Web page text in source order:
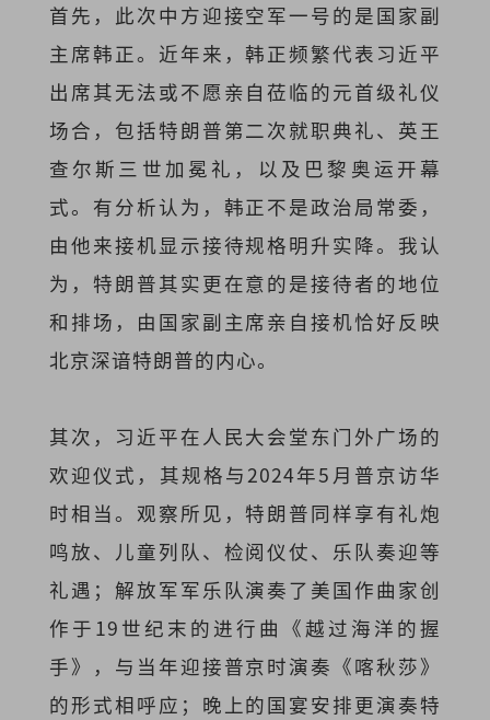
首先，此次中方迎接空军一号的是国家副
主席韩正。近年来，韩正频繁代表习近平
出席其无法或不愿亲自莅临的元首级礼仪
场合，包括特朗普第二次就职典礼、英王
查尔斯三世加冕礼，以及巴黎奥运开幕
式。有分析认为，韩正不是政治局常委，
由他来接机显示接待规格明升实降。我认
为，特朗普其实更在意的是接待者的地位
和排场，由国家副主席亲自接机恰好反映
北京深谙特朗普的内心。
其次，习近平在人民大会堂东门外广场的
欢迎仪式，其规格与2024年5月普京访华
时相当。观察所见，特朗普同样享有礼炮
鸣放、儿童列队、检阅仪仗、乐队奏迎等
礼遇；解放军军乐队演奏了美国作曲家创
作于19世纪末的进行曲《越过海洋的握
手》，与当年迎接普京时演奏《喀秋莎》
的形式相呼应；晚上的国宴安排更演奏特